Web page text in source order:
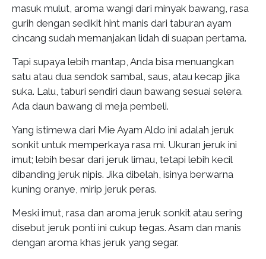
masuk mulut, aroma wangi dari minyak bawang, rasa
gurih dengan sedikit hint manis dari taburan ayam
cincang sudah memanjakan lidah di suapan pertama.
Tapi supaya lebih mantap, Anda bisa menuangkan
satu atau dua sendok sambal, saus, atau kecap jika
suka. Lalu, taburi sendiri daun bawang sesuai selera.
Ada daun bawang di meja pembeli.
Yang istimewa dari Mie Ayam Aldo ini adalah jeruk
sonkit untuk memperkaya rasa mi. Ukuran jeruk ini
imut; lebih besar dari jeruk limau, tetapi lebih kecil
dibanding jeruk nipis. Jika dibelah, isinya berwarna
kuning oranye, mirip jeruk peras.
Meski imut, rasa dan aroma jeruk sonkit atau sering
disebut jeruk ponti ini cukup tegas. Asam dan manis
dengan aroma khas jeruk yang segar.